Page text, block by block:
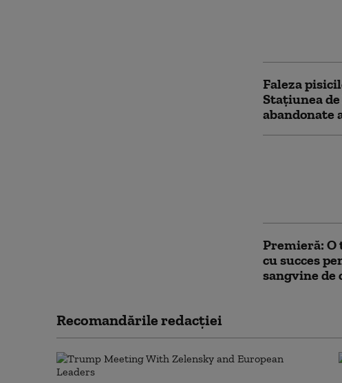
Faleza
Stațiunea
abandonate
Premieră:
cu succes
sangvine de
Recomandările redacţiei